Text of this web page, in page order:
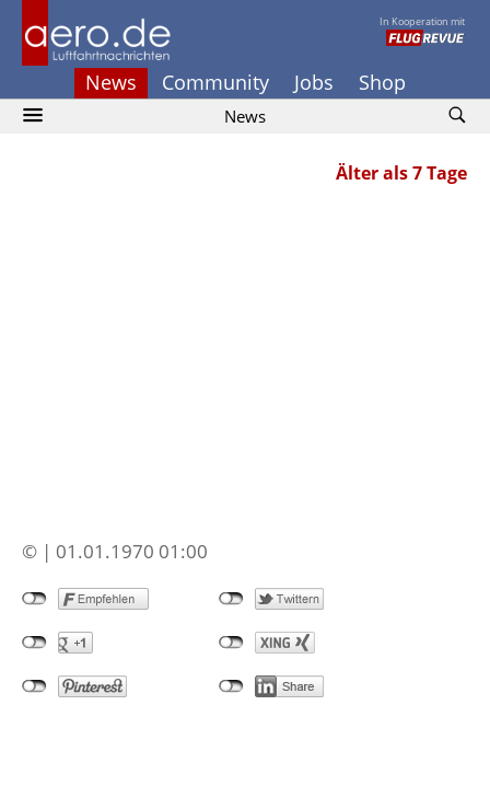
In Kooperation mit
News Community Jobs Shop
News
Älter als 7 Tage
© | 01.01.1970 01:00